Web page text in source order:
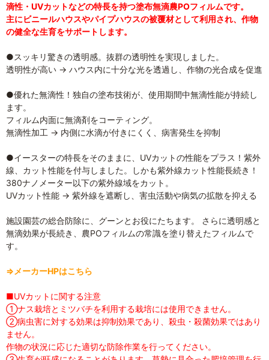
滴性・UVカットなどの特長を持つ塗布無滴農POフィルムです。
主にビニールハウスやパイプハウスの被覆材として利用され、作物
の健全な生育をサポートします。
●スッキリ驚きの透明感。抜群の透明性を実現しました。
透明性が高い → ハウス内に十分な光を透過し、作物の光合成を促進
●優れた無滴性！独自の塗布技術が、使用期間中無滴性能が持続し
ます。
フィルム内面に無滴剤をコーティング。
無滴性加工 → 内側に水滴が付きにくく、病害発生を抑制
●イースターの特長をそのままに、UVカットの性能をプラス！紫外
線、カット性能を付与しました。しかも紫外線カット性能長続き！
380ナノメーター以下の紫外線域をカット。
UVカット性能 → 紫外線を遮断し、害虫活動や病気の拡散を抑える
施設園芸の総合防除に、グーンとお役にたちます。 さらに透明感と
無滴効果が長続き、農POフィルムの常識を塗り替えたフィルムで
す。
⇒メーカーHPはこちら
■UVカットに関する注意
①ナス栽培とミツバチを利用する栽培には使用できません。
②病虫害に対する効果は抑制効果であり、殺虫・殺菌効果ではあり
ません。
作物の状況に応じた適切な防除作業を行ってください。